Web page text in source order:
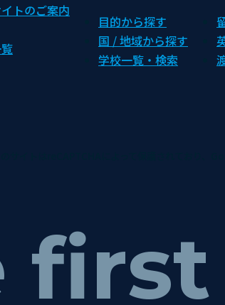
トのご案内
目的から探す
国 / 地域から探す
学校一覧・検索